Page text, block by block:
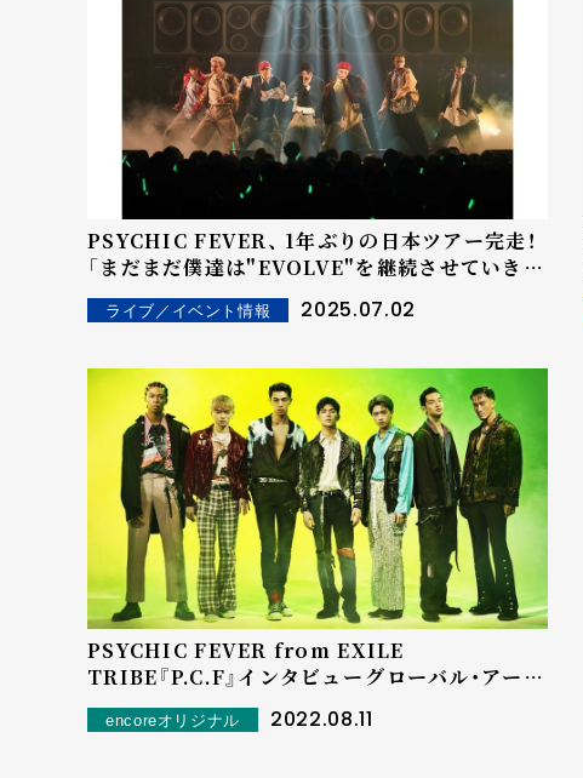
PSYCHIC FEVER、 1年ぶりの日本ツアー完走！
「まだまだ僕達は"EVOLVE"を継続させていきま
す また、必ずお会いしましょう！」
ライブ／イベント情報 2025.07.02
PSYCHIC FEVER from EXILE
TRIBE『P.C.F』インタビュー――グローバル・アーテ
ィストを目指して集まった"Z世代"の7マイク
encoreオリジナル 2022.08.11